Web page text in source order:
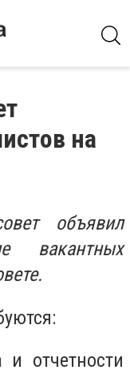
на
объявил
вакантных
и отчетности